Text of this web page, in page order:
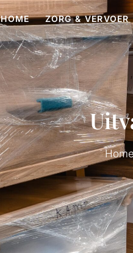
HOME ZORG & VERVOER
Home